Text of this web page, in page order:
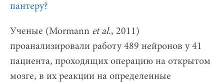
пантеру?
Ученые (Mormann et al., 2011)
проанализировали работу 489 нейронов у 41
пациента, проходящих операцию на открытом
мозге, в их реакции на определенные